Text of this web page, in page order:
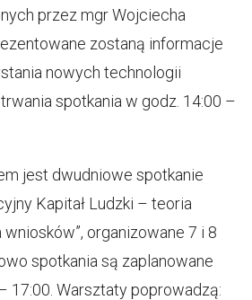
przez mgr Wojciecha
zostaną informacje
nowych technologii
spotkania w godz. 14:00 –
jest dwudniowe spotkanie
Kapitał Ludzki – teoria
organizowane 7 i 8
spotkania są zaplanowane
17:00. Warsztaty poprowadzą: